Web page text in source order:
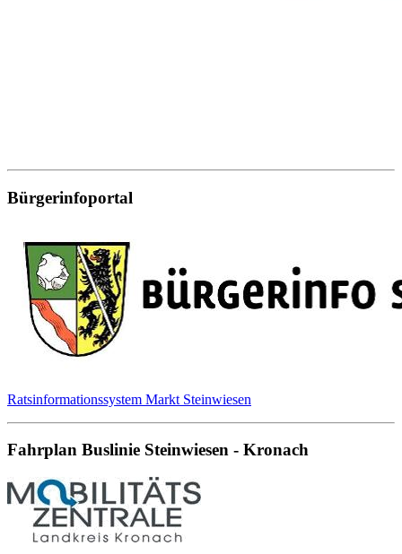
Bürgerinfoportal
Ratsinformationssystem Markt Steinwiesen
Fahrplan Buslinie Steinwiesen - Kronach